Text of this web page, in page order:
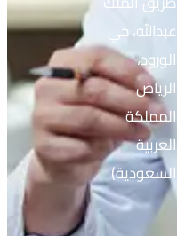
عبدالله، حي
الورود،
الرياض
المملكة
العربية
السعودية)